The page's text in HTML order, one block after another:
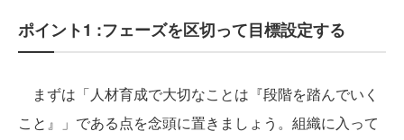
ポイント1 :フェーズを区切って目標設定する
まずは「人材育成で大切なことは『段階を踏んでいく
こと』」である点を念頭に置きましょう。組織に入って